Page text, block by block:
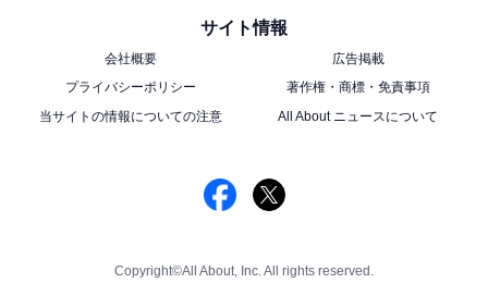
サイト情報
会社概要
広告掲載
プライバシーポリシー
著作権・商標・免責事項
当サイトの情報についての注意
All About ニュースについて
Copyright©All About, Inc. All rights reserved.